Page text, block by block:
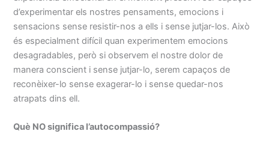
d’experimentar els nostres pensaments, emocions i
sensacions sense resistir-nos a ells i sense jutjar-los. Això
és especialment difícil quan experimentem emocions
desagradables, però si observem el nostre dolor de
manera conscient i sense jutjar-lo, serem capaços de
reconèixer-lo sense exagerar-lo i sense quedar-nos
atrapats dins ell.
Què NO significa l’autocompassió?